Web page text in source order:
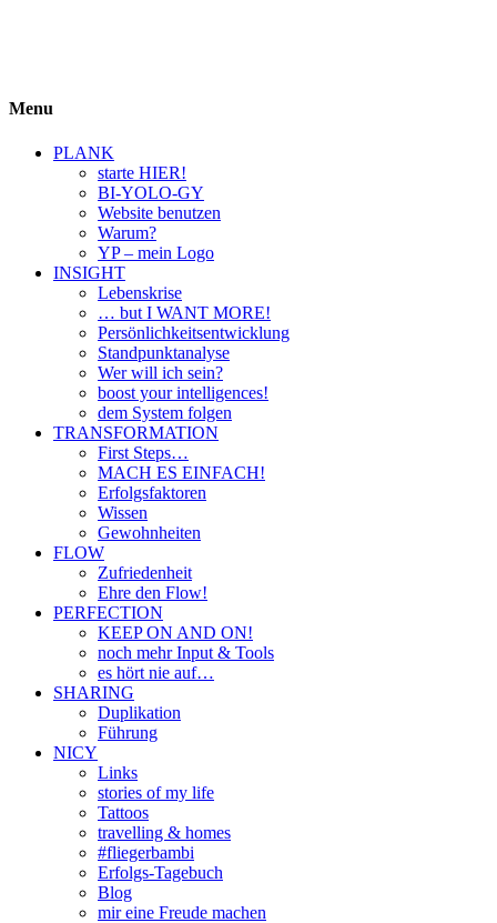
Menu
PLANK
starte HIER!
BI-YOLO-GY
Website benutzen
Warum?
YP – mein Logo
INSIGHT
Lebenskrise
… but I WANT MORE!
Persönlichkeitsentwicklung
Standpunktanalyse
Wer will ich sein?
boost your intelligences!
dem System folgen
TRANSFORMATION
First Steps…
MACH ES EINFACH!
Erfolgsfaktoren
Wissen
Gewohnheiten
FLOW
Zufriedenheit
Ehre den Flow!
PERFECTION
KEEP ON AND ON!
noch mehr Input & Tools
es hört nie auf…
SHARING
Duplikation
Führung
NICY
Links
stories of my life
Tattoos
travelling & homes
#fliegerbambi
Erfolgs-Tagebuch
Blog
mir eine Freude machen